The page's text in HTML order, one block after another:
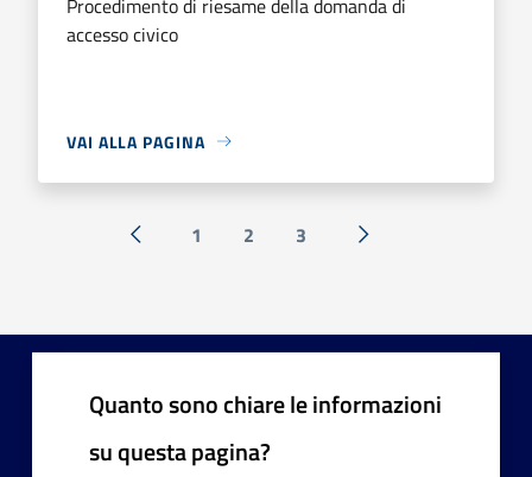
accesso civico
VAI ALLA PAGINA
« Precedente
1 2 3 Successiva »
Quanto sono chiare le informazioni
su questa pagina?